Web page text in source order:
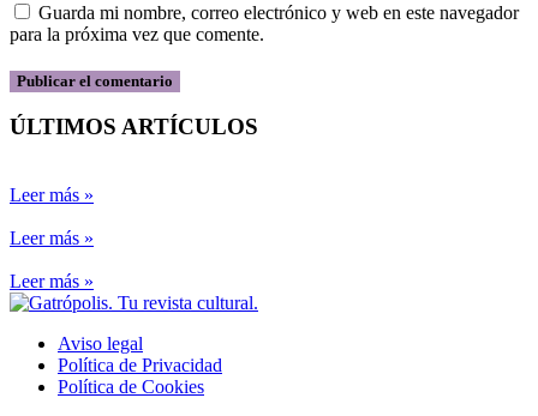
Guarda mi nombre, correo electrónico y web en este navegador
para la próxima vez que comente.
ÚLTIMOS ARTÍCULOS
Leer más »
Leer más »
Leer más »
Aviso legal
Política de Privacidad
Política de Cookies